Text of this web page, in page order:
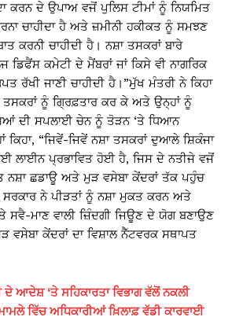
ਕਰਨ ਦੇ ਉਪਾਅ ਵਜੋਂ ਪੁਲਿਸ ਟੀਮਾਂ ਨੂੰ ਨਿਯਮਿਤ
ਚਾਹੀਦਾ ਹੈ ਅਤੇ ਜ਼ਮੀਨੀ ਹਕੀਕਤ ਨੂੰ ਸਮਝਣ
ਕਰਨੀ ਚਾਹੀਦੀ ਹੈ। ਨਸ਼ਾ ਤਸਕਰਾਂ ਬਾਰੇ
ਡਿਫੈਂਸ ਕਮੇਟੀ ਦੇ ਮੈਂਬਰਾਂ ਜਾਂ ਕਿਸੇ ਵੀ ਨਾਗਰਿਕ
ਰੱਖੀ ਜਾਣੀ ਚਾਹੀਦੀ ਹੈ।”ਮੁੱਖ ਮੰਤਰੀ ਨੇ ਕਿਹਾ
ਤਸਕਰਾਂ ਨੂੰ ਗ੍ਰਿਫ਼ਤਾਰ ਕਰ ਕੇ ਅਤੇ ਉਨ੍ਹਾਂ ਨੂੰ
ਦੀ ਸਪਲਾਈ ਚੇਨ ਨੂੰ ਤੋੜਨ ‘ਤੇ ਧਿਆਨ
ਕਿਹਾ, “ਜਿਵੇਂ-ਜਿਵੇਂ ਨਸ਼ਾ ਤਸਕਰਾਂ ਦੁਆਲੇ ਸ਼ਿਕੰਜਾ
ਲਾਈਨ ਪ੍ਰਭਾਵਿਤ ਹੋਈ ਹੈ, ਜਿਸ ਦੇ ਨਤੀਜੇ ਵਜੋਂ
ਨਸ਼ਾ ਛਡਾਊ ਅਤੇ ਮੁੜ ਵਸੇਬਾ ਕੇਂਦਰਾਂ ਤੱਕ ਪਹੁੰਚ
ਨੇ ਪੀੜਤਾਂ ਨੂੰ ਨਸ਼ਾ ਮੁਕਤ ਕਰਨ ਅਤੇ
ਸਵੈ-ਮਾਣ ਵਾਲੀ ਜ਼ਿੰਦਗੀ ਜਿਊਣ ਦੇ ਯੋਗ ਬਣਾਉਣ
ਕੇਂਦਰਾਂ ਦਾ ਵਿਸ਼ਾਲ ਨੈੱਟਵਰਕ ਸਥਾਪਤ
ਆਦੇਸ਼ ‘ਤੇ ਸਹਿਕਾਰਤਾ ਵਿਭਾਗ ਵੱਲੋਂ ਨਕਲੀ
ਵਿੱਚ ਅਧਿਕਾਰੀਆਂ ਖ਼ਿਲਾਫ਼ ਵੱਡੀ ਕਾਰਵਾਈ